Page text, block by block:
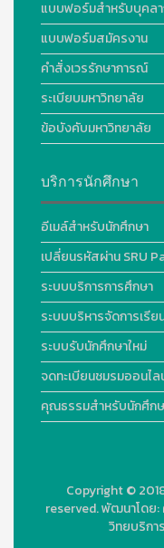
แบบฟอร์มสำหรับบุคล
แบบฟอร์มสมัครงาน
คำสั่งเวรรักษาการณ์
ระเบียบมหาวิทยาลัย
ข้อบังคับมหาวิทยาลัย
บริการนักศึกษา
อีเมล์สำหรับนักศึกษา
เปลี่ยนรหัสผ่าน SRU
ระบบบริการการศึกษา
ระบบบริหารจัดการเรีย
ระบบรับนักศึกษาใหม่
จดทะเบียนชมรมออนไล
คุณธรรมสำหรับนักศึก
Copyright ©
reserved.พัฒนาโดย:
วิทยบริกา